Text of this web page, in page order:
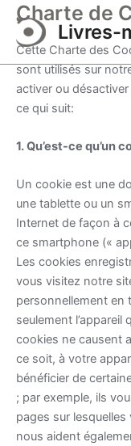
Aller
contenu
Livres-
Charte de
Cette Charte des
sont utilisés sur
activer ou
ce qui suit:
1. Qu’est-ce qu’un
Un cookie est une
une tablette ou un
Internet de façon à
ce smartphone («
Les cookies
vous visitez notre
personnellement en
seulement l’appareil
cookies ne causent
ce soit, à votre
bénéficier de
; par exemple, ils
pages sur
nous aident